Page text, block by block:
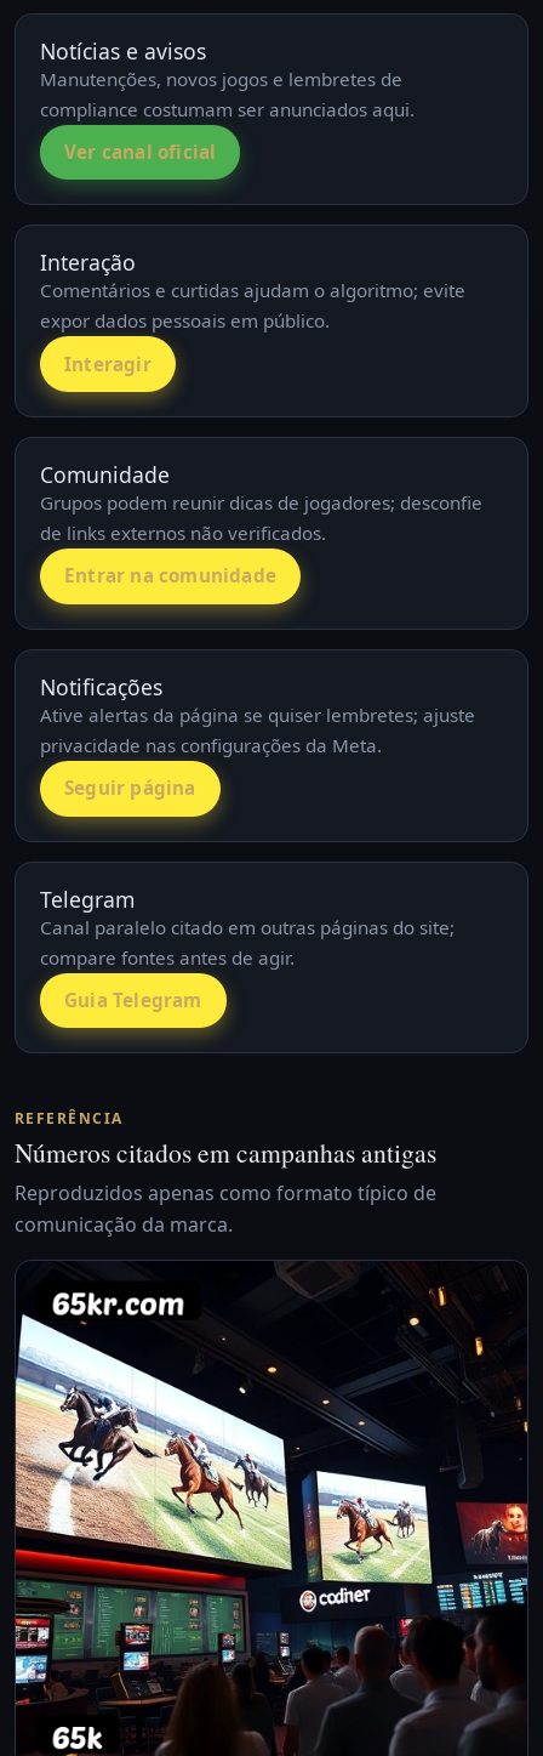
Notícias e avisos
Manutenções, novos jogos e lembretes de
compliance costumam ser anunciados aqui.
Ver canal oficial
Interação
Comentários e curtidas ajudam o algoritmo; evite
expor dados pessoais em público.
Interagir
Comunidade
Grupos podem reunir dicas de jogadores; desconfie
de links externos não verificados.
Entrar na comunidade
Notificações
Ative alertas da página se quiser lembretes; ajuste
privacidade nas configurações da Meta.
Seguir página
Telegram
Canal paralelo citado em outras páginas do site;
compare fontes antes de agir.
Guia Telegram
REFERÊNCIA
Números citados em campanhas antigas
Reproduzidos apenas como formato típico de
comunicação da marca.